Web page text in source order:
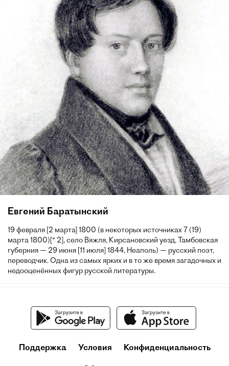
Евгений Баратынский
19 февраля [2 марта] 1800 (в некоторых источниках 7 (19)
марта 1800)[* 2], село Вяжля, Кирсановский уезд, Тамбовская
губерния — 29 июня [11 июля] 1844, Неаполь) — русский поэт,
переводчик. Одна из самых ярких и в то же время загадочных и
недооценённых фигур русской литературы.
Поддержка Условия Конфиденциальность